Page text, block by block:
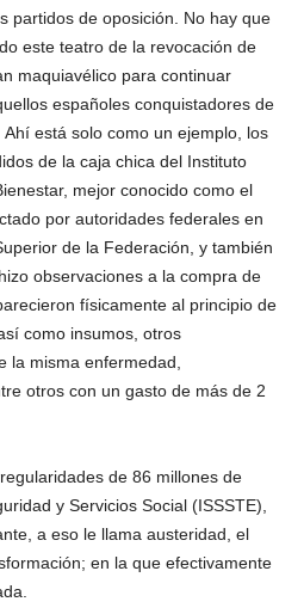
partidos de oposición. No hay que
este teatro de la revocación de
maquiavélico para continuar
españoles conquistadores de
está solo como un ejemplo, los
de la caja chica del Instituto
mejor conocido como el
por autoridades federales en
de la Federación, y también
observaciones a la compra de
físicamente al principio de
como insumos, otros
la misma enfermedad,
otros con un gasto de más de 2
de 86 millones de
y Servicios Social (ISSSTE),
a eso le llama austeridad, el
en la que efectivamente